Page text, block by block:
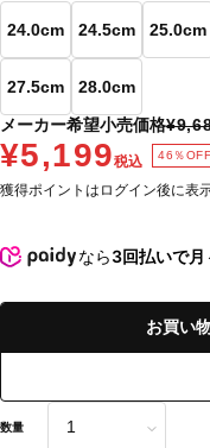
24.0cm 24.5cm 25.0cm
27.5cm
28.0cm
メーカー希望小売価格
¥5,199税込 46％OFF
獲得ポイントはログイン後に表
なら3回払いで
お買い
数量